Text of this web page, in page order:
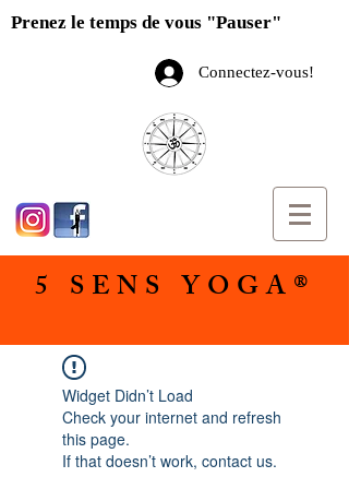
Prenez le temps de vous "Pauser"
Connectez-vous!
5 SENS YOGA®
Widget Didn’t Load
Check your internet and refresh
this page.
If that doesn’t work, contact us.